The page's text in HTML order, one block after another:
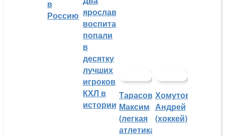
в
Россию ярославских
воспитанника
попали
в
десятку
лучших
игроков
КХЛ в
истории
Тарасов
Максим
(легкая
атлетика)
Хомутов
Андрей
(хоккей)